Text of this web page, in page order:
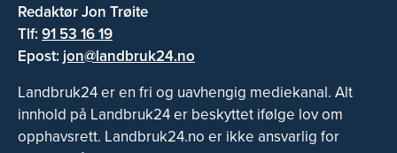
Redaktør Jon Trøite
Tlf:91 53 16 19
Epost: jon@landbruk24.no
Landbruk24 er en fri og uavhengig mediekanal. Alt
innhold på Landbruk24 er beskyttet ifølge lov om
opphavsrett. Landbruk24.no er ikke ansvarlig for